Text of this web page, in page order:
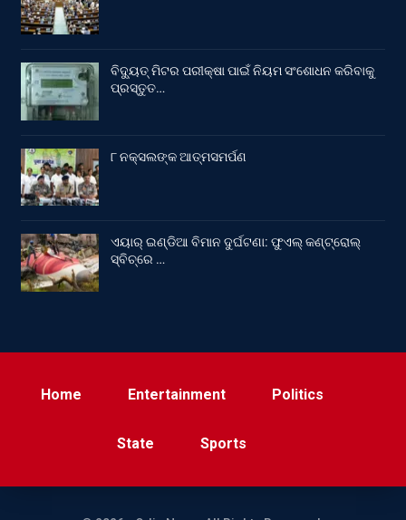
ବିଦ୍ୟୁତ୍ ମିଟର ପରୀକ୍ଷା ପାଇଁ ନିୟମ ସଂଶୋଧନ କରିବାକୁ
ପ୍ରସ୍ତୁତ…
୮ ନକ୍ସଲଙ୍କ ଆତ୍ମସମର୍ପଣ
ଏୟାର୍ ଇଣ୍ଡିଆ ବିମାନ ଦୁର୍ଘଟଣା: ଫୁଏଲ୍‌ କଣ୍ଟ୍ରୋଲ୍‌
ସ୍ବିଚ୍‌ରେ …
Home Entertainment Politics
State Sports